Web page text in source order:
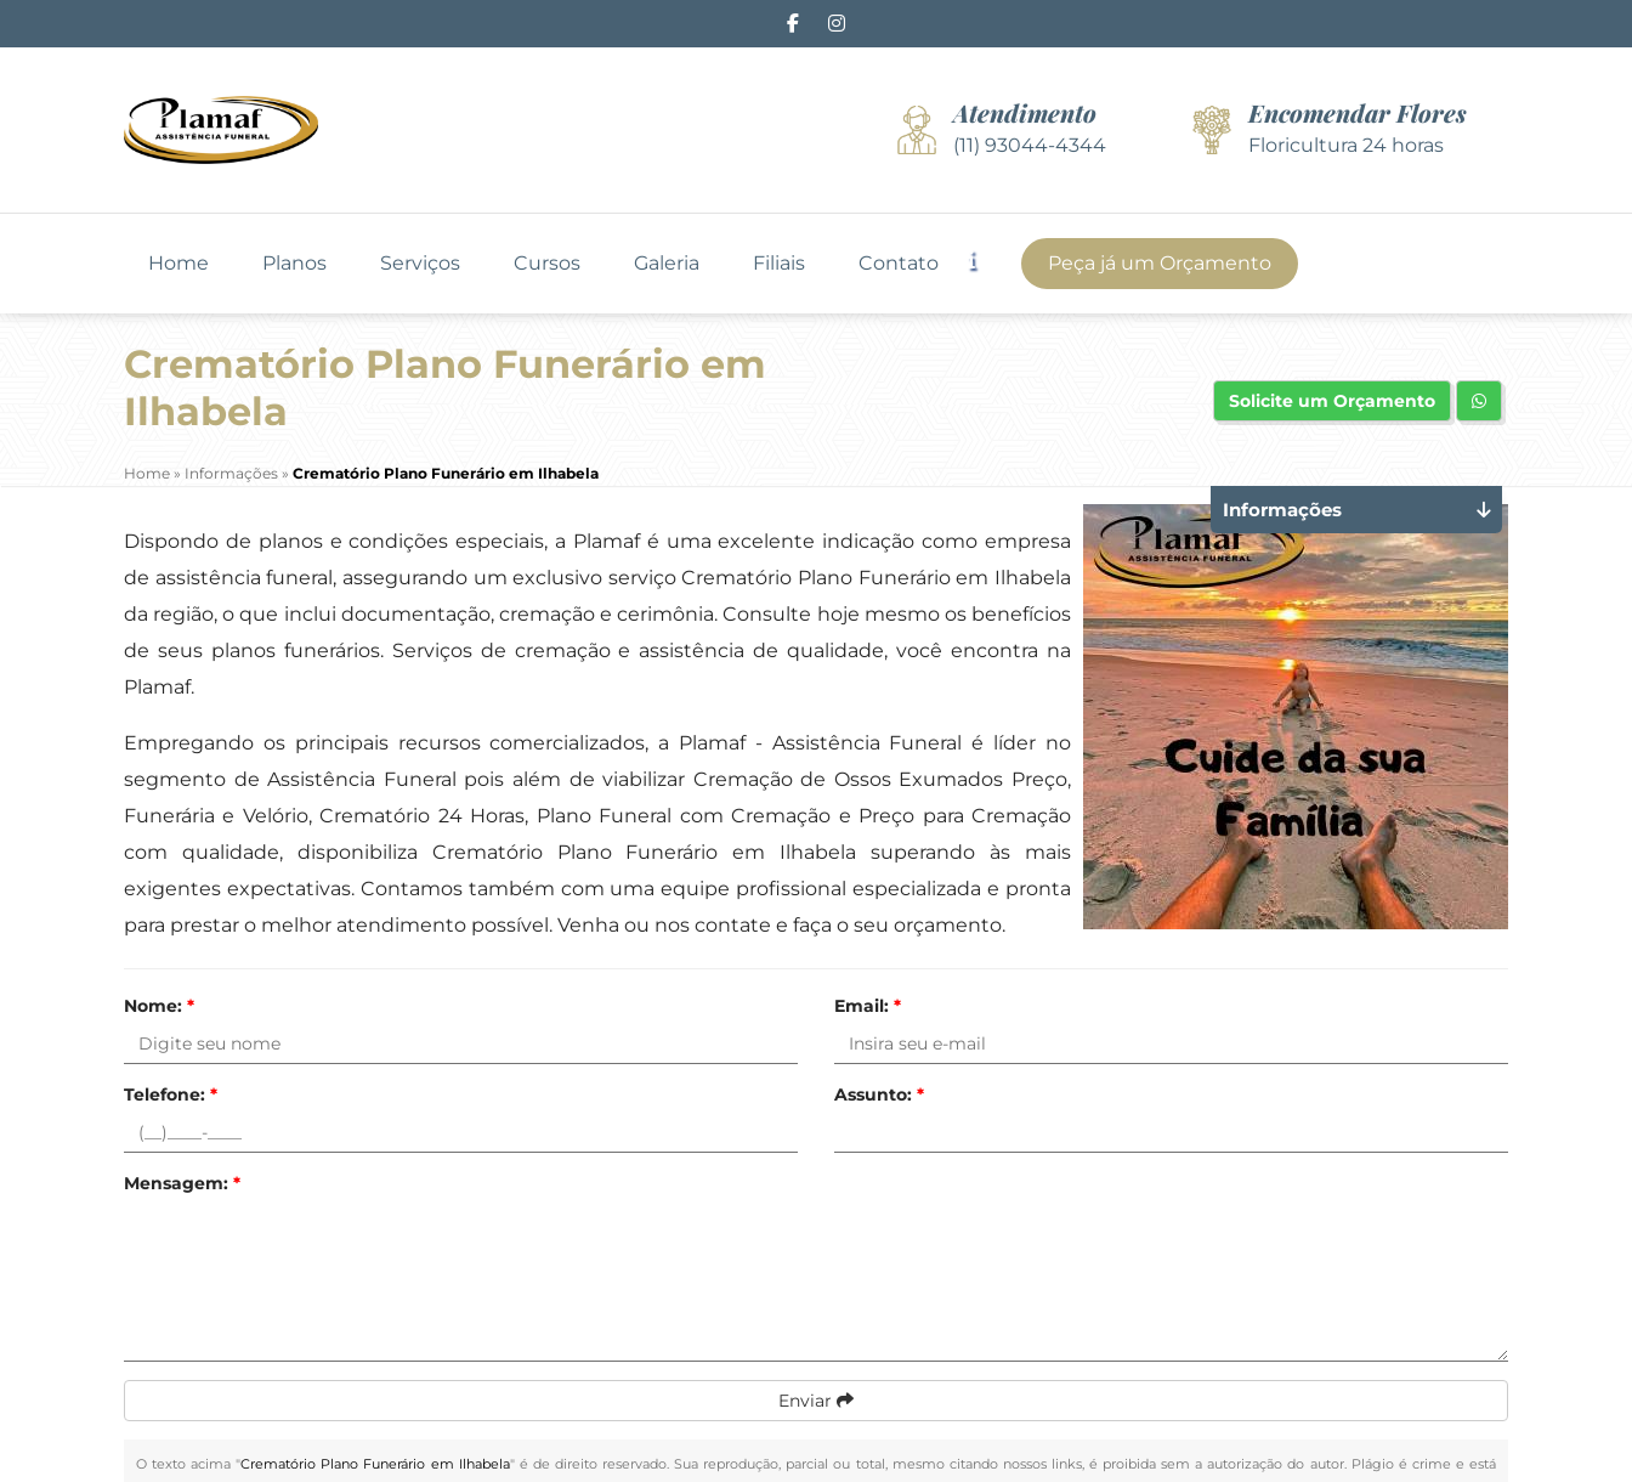
Atendimento
(11) 93044-4344
Encomendar Flores
Floricultura 24 horas
Home Planos Serviços Cursos Galeria Filiais Contato Peça já um Orçamento
Crematório Plano Funerário em
Ilhabela
Home » Informações » Crematório Plano Funerário em Ilhabela
Solicite um Orçamento
Dispondo de planos e condições especiais, a Plamaf é uma excelente indicação como empresa
de assistência funeral, assegurando um exclusivo serviço Crematório Plano Funerário em Ilhabela
da região, o que inclui documentação, cremação e cerimônia. Consulte hoje mesmo os benefícios
de seus planos funerários. Serviços de cremação e assistência de qualidade, você encontra na
Plamaf.
Empregando os principais recursos comercializados, a Plamaf - Assistência Funeral é líder no
segmento de Assistência Funeral pois além de viabilizar Cremação de Ossos Exumados Preço,
Funerária e Velório, Crematório 24 Horas, Plano Funeral com Cremação e Preço para Cremação
com qualidade, disponibiliza Crematório Plano Funerário em Ilhabela superando às mais
exigentes expectativas. Contamos também com uma equipe profissional especializada e pronta
para prestar o melhor atendimento possível. Venha ou nos contate e faça o seu orçamento.
Nome: * Email: *
Telefone: * Assunto: *
Mensagem: *
Enviar
O texto acima "Crematório Plano Funerário em Ilhabela" é de direito reservado. Sua reprodução, parcial ou total, mesmo citando nossos links, é proibida sem a autorização do autor. Plágio é crime e está
Informações